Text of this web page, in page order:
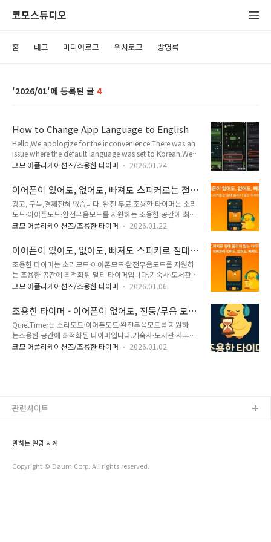
코모스튜디오
홈 태그 미디어로그 위치로그 방명록
2026/01 4
How to Change App Language to English
Hello,We apologize for the inconvenience.There was an
issue where the default language was set to Korean.We
plan to change the default language to English in the
you can change the app language by tapping the menu
at the top left of the timer screen.The location of General
Settings(공통 설정) in the drawer may vary slightly, but
you can find ..
코모 어플리케이션즈/조용한 타이머 2026.01.24
이어폰이 있어도, 없어도, 빠져도 스피커로는 절
대 울리지 않는 타이머
광고, 구독,결제전혀 없습니다. 완전 무료.조용한 타이머는 소리
모드·이어폰모드·완전무음모드를 지원하는 조용한 공간에 최
적화된 멀티 타이머입니다.이어폰이 있어도, 없어도, 빠져도스피
알람)·사무실·스터디 카페(공부, 독서)·독서실·커피숍·대중교
통(지하철/버스)처럼 소리를 낼 수 없는 환경에서도 안심하고 사
용할 수 있도록 설계됐어요.개별 타이머 실행 중에도이어폰 모드
로 퀵 전환을 하면이어폰이 없으면 절대 소리 없이 화면 / 진동 /
플래시로만 알려요!이어폰이 연결 되어있으면 이어폰으로만 소
다 감정·메모·세션 기록이 자동으로 남아시간이 지날수록 나만
의 루틴과 생활 패턴이 자연스럽게 보입니다...
코모 어플리케이션즈/조용한 타이머 2026.01.22
이어폰이 있어도, 없어도, 빠져도 스피커로 절대
울리지 않는 조용한 타이머 - 지하철, 도서관, 쪽
잠, 음성
조용한 타이머는 소리모드·이어폰모드·완전무음모드를 지원하
는 조용한 공간에 최적화된 멀티 타이머입니다.기숙사·도서관
(5분/10분 쪽잠 알람)·사무실·스터디 카페(공부, 독서)·커피숍·
하고 사용할 수 있도록 설계됐어요.개별 타이머 실행 중에도이어
폰 모드로 퀵 전환을 하면 이어폰이 없으면 절대 소리 없이 화면
/ 진동 / 플래시로만 알려요!이어폰이 연결 되어있으면 이어폰으
로만 소리가 나와요!타이머를 사용할 때마다 감정·메모·세션
기록이 자동으로 남아시간이 지날수록 나만의 루틴과 생활 패턴
코모 어플리케이션즈/조용한 타이머 2026.01.06
조용한 타이머 - 이어폰이 없어도, 진동/무음 모드
가 아니어도! 절대적으로 조용한 멀티 타이머!
(광고X 구독X 결제X 완전무료O)
QuietTimer는 소리모드·이어폰모드·완전무음모드를 지원하
는조용한 공간에 최적화된 타이머입니다.기숙사·도서관·사무
실·카페처럼 소리를 낼 수 없는 환경에서도안심하고 사용할 수
료!https://play.google.com/store/apps/details?
감정·메모·..
코모 어플리케이션즈/조용한 타이머 2026.01.02
말하는 알람 시계
Copyright © Daum Corp. All rights reserved.
관련사이트